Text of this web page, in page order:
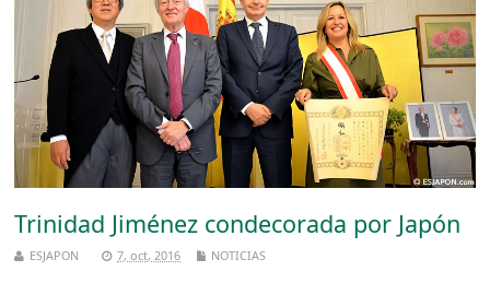
Trinidad Jiménez condecorada por Japón
ESJAPON 7, oct, 2016 NOTICIAS